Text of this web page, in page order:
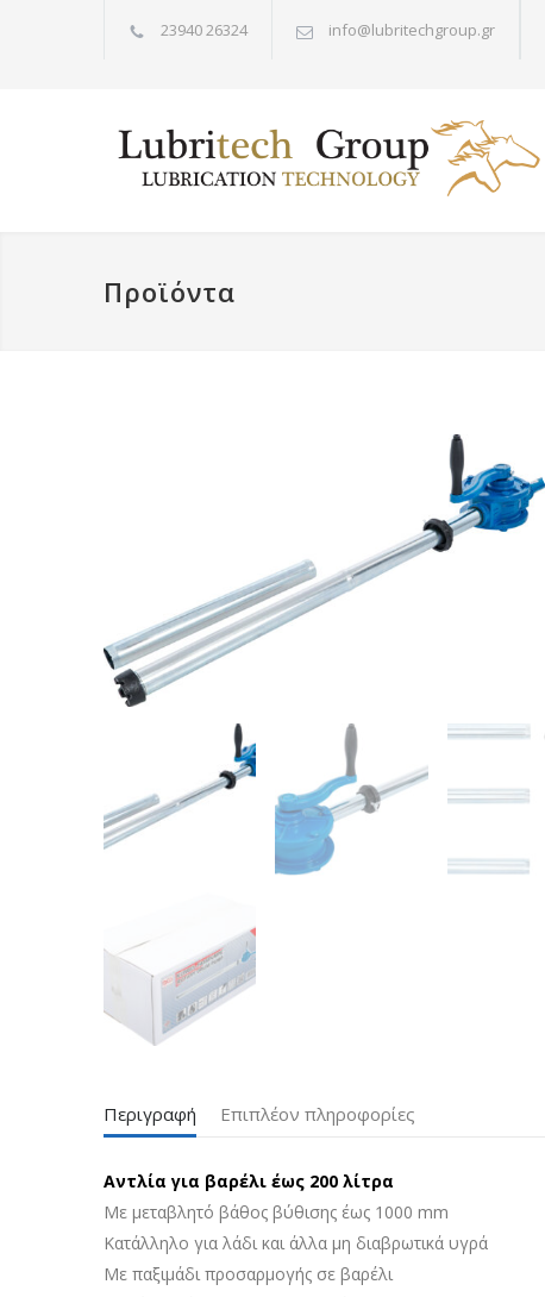
23940 26324 info@lubritechgroup.gr
Προϊόντα
Περιγραφή Επιπλέον πληροφορίες
Αντλία για βαρέλι έως 200 λίτρα
Με μεταβλητό βάθος βύθισης έως 1000 mm
Κατάλληλο για λάδι και άλλα μη διαβρωτικά υγρά
Με παξιμάδι προσαρμογής σε βαρέλι